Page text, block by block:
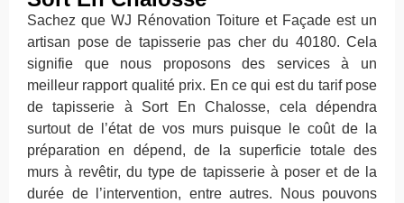
Sachez que WJ Rénovation Toiture et Façade est un
artisan pose de tapisserie pas cher du 40180. Cela
signifie que nous proposons des services à un
meilleur rapport qualité prix. En ce qui est du tarif pose
de tapisserie à Sort En Chalosse, cela dépendra
surtout de l’état de vos murs puisque le coût de la
préparation en dépend, de la superficie totale des
murs à revêtir, du type de tapisserie à poser et de la
durée de l’intervention, entre autres. Nous pouvons